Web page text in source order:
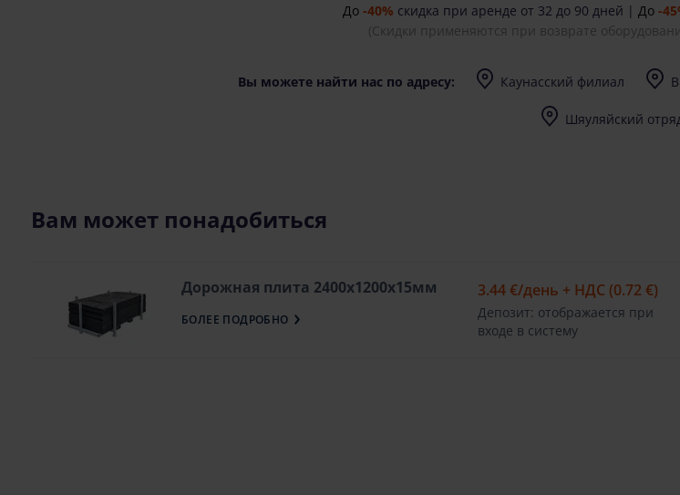
До -40% скидка при аренде от 32 до 90 дней | До -
(Скидки применяются при возврате
Вы можете найти нас по адресу: Каунасский филиал
Шяуляйский
Вам может понадобиться
Дорожная плита 2400х1200х15мм
БОЛЕЕ ПОДРОБНО
3.44 €/день + НДС (0.72 €)
Депозит: отображается при
входе в систему